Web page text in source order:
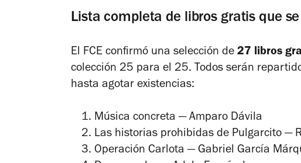
Lista completa de libros gratis que
El FCE confirmó una selección de 27 libros
colección 25 para el 25. Todos serán
hasta agotar existencias:
Música concreta — Amparo Dávila
Las historias prohibidas de Pulgarcito —
Operación Carlota — Gabriel García